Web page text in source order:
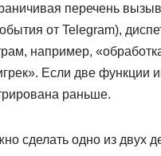
перечень
от Telegram),
например,
Если две функции
раньше.
сделать одно из двух